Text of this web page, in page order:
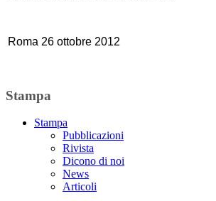
Roma 26 ottobre 2012
Stampa
Stampa
Pubblicazioni
Rivista
Dicono di noi
News
Articoli